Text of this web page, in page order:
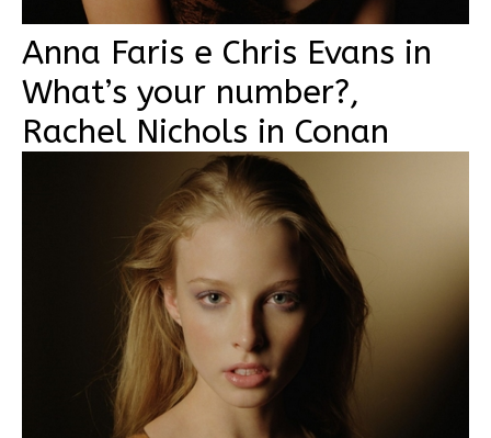
Anna Faris e Chris Evans in
What’s your number?,
Rachel Nichols in Conan